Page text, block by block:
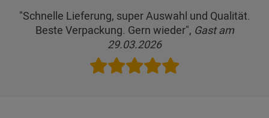
"Schnelle Lieferung, super Auswahl und Qualität.
Beste Verpackung. Gern wieder", Gast am
29.03.2026